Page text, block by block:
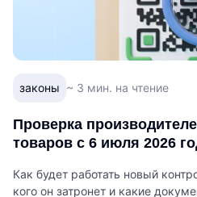
законы ~ 3 мин. на чтение
Проверка
товаров с 6 июля 2026
Как будет работать новый
кого он затронет и какие